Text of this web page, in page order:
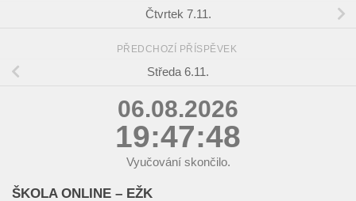
Čtvrtek 7.11.
PŘEDCHOZÍ PŘÍSPĚVEK
Středa 6.11.
06.08.2026
19:47:48
Vyučování skončilo.
ŠKOLA ONLINE – EŽK